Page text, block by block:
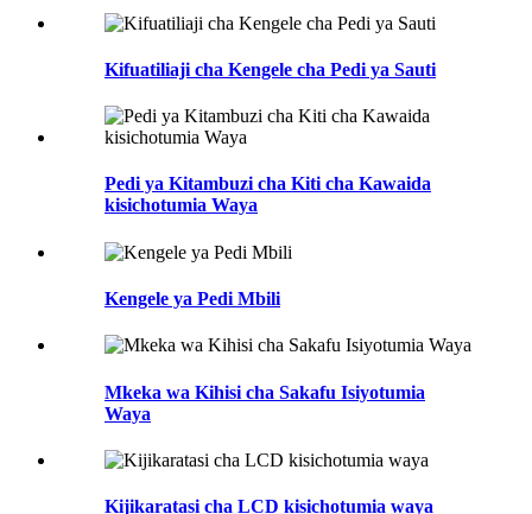
Kifuatiliaji cha Kengele cha Pedi ya Sauti
Pedi ya Kitambuzi cha Kiti cha Kawaida
kisichotumia Waya
Kengele ya Pedi Mbili
Mkeka wa Kihisi cha Sakafu Isiyotumia
Waya
Kijikaratasi cha LCD kisichotumia waya